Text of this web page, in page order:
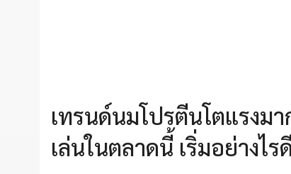
เทรนด์นมโปรตีนโตแรงม
เล่นในตลาดนี้ เริ่มอย่างไร